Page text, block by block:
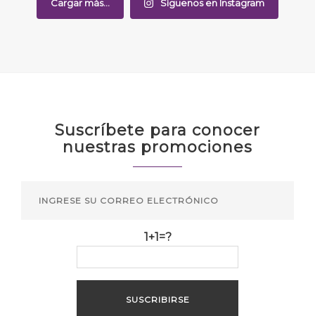
Cargar más... Síguenos en Instagram
Suscríbete para conocer
nuestras promociones
1+1=?